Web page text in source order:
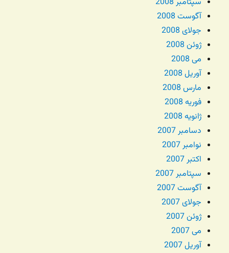
آگوست 2008
جولای 2008
ژوئن 2008
می 2008
آوریل 2008
مارس 2008
فوریه 2008
ژانویه 2008
دسامبر 2007
نوامبر 2007
اکتبر 2007
سپتامبر 2007
آگوست 2007
جولای 2007
ژوئن 2007
می 2007
آوریل 2007